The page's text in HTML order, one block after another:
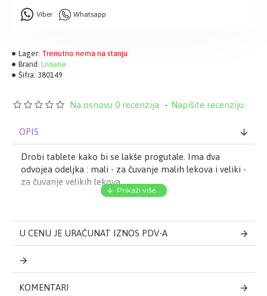
Lager: Trenutno nema na stanju
Brand: Livsane
Šifra: 380149
Na osnovu 0 recenzija. - Napišite recenziju
Viber Whatsapp
OPIS
Drobi tablete kako bi se lakše progutale. Ima dva
odvojea odeljka : mali - za čuvanje malih lekova i veliki -
za čuvanje velikih lekova
U CENU JE URAČUNAT IZNOS PDV-A
KOMENTARI